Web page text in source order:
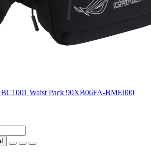
Waist Pack 90XB06FA-BME000